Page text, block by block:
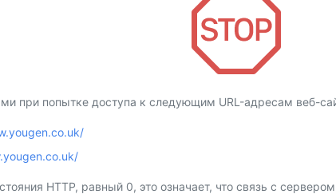
при попытке доступа к следующим URL-адресам веб-
HTTP, равный 0, это означает, что связь с